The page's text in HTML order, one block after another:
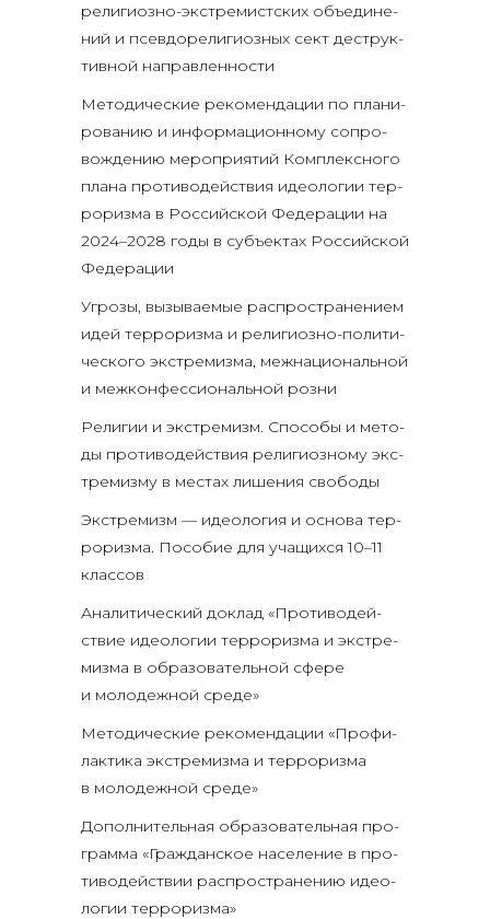
рели­ги­оз­но-экс­тре­мист­ских объ­еди­не­
ний и псев­до­ре­ли­ги­оз­ных сект деструк­
тив­ной направленности
Мето­ди­че­ские реко­мен­да­ции по пла­ни­
ро­ва­нию и инфор­ма­ци­он­но­му сопро­
вож­де­нию меро­при­я­тий Ком­плекс­но­го
пла­на про­ти­во­дей­ствия идео­ло­гии тер­
ро­риз­ма в Рос­сий­ской Феде­ра­ции на
2024–2028 годы в субъ­ек­тах Рос­сий­ской
Федерации
Угро­зы, вызы­ва­е­мые рас­про­стра­не­ни­ем
идей тер­ро­риз­ма и рели­ги­оз­но-поли­ти­
че­ско­го экс­тре­миз­ма, меж­на­ци­о­наль­ной
и меж­кон­фес­си­о­наль­ной розни
Рели­гии и экс­тре­мизм. Спо­со­бы и мето­
ды про­ти­во­дей­ствия рели­ги­оз­но­му экс­
тре­миз­му в местах лише­ния свободы
Экс­тре­мизм — идео­ло­гия и осно­ва тер­
ро­риз­ма. Посо­бие для уча­щих­ся 10–11
классов
Ана­ли­ти­че­ский доклад «Про­ти­во­дей­
ствие идео­ло­гии тер­ро­риз­ма и экс­тре­
миз­ма в обра­зо­ва­тель­ной сфе­ре
и моло­деж­ной среде»
Мето­ди­че­ские реко­мен­да­ции «Про­фи­
лак­ти­ка экс­тре­миз­ма и тер­ро­риз­ма
в моло­деж­ной среде»
Допол­ни­тель­ная обра­зо­ва­тель­ная про­
грам­ма «Граж­дан­ское насе­ле­ние в про­
ти­во­дей­ствии рас­про­стра­не­нию идео­
ло­гии терроризма»